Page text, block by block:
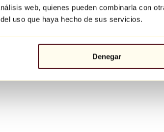
web, quienes pueden combinarla con
uso que haya hecho de sus servicios.
Denegar